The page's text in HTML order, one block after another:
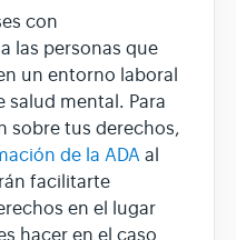
con
las personas que
un entorno laboral
mental. Para
sobre tus derechos,
de la ADA al
facilitarte
en el lugar
hacer en el caso